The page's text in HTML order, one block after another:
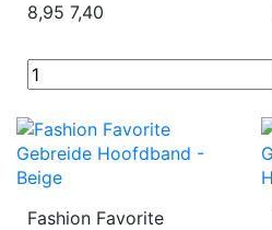
8,95 7,40
Fashion Favorite